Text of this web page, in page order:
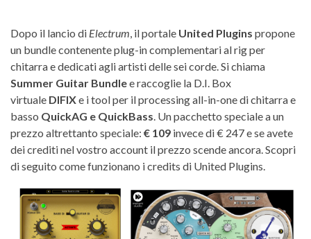
Dopo il lancio di Electrum , il portale United Plugins propone
un bundle contenente plug-in complementari al rig per
chitarra e dedicati agli artisti delle sei corde. Si chiama
Summer Guitar Bundlee raccoglie la D.I. Box
virtuale DIFIXe i tool per il processing all-in-one di chitarra e
basso QuickAG e QuickBass . Un pacchetto speciale a un
prezzo altrettanto speciale: € 109 invece di € 247 e se avete
dei crediti nel vostro account il prezzo scende ancora. Scopri
di seguito come funzionano i credits di United Plugins.